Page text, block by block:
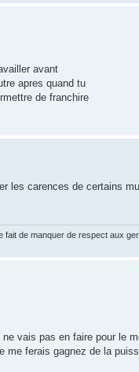
avant
apres quand tu
de franchire
les carences de certains
fait de manquer de respect aux
vais pas en faire pour le
me ferais gagnez de la